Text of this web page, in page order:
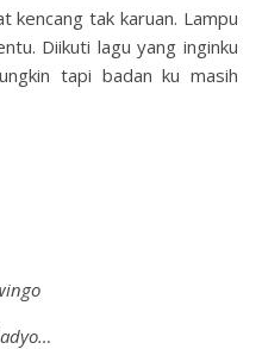
tak karuan. Lampu
Diikuti lagu yang inginku
tapi badan ku masih